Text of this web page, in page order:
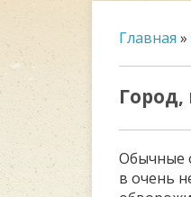
Главная »
Город,
Обычные
в очень